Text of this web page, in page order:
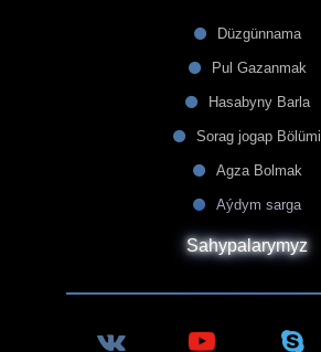
Düzgünnama
Pul Gazanmak
Hasabyny Barla
Sorag jogap Bölümi
Agza Bolmak
Aýdym sarga
Sahypalarymyz